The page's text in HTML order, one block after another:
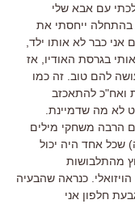
עם אבא שלי
בהתחלה ייחסתי את
כבר לא אותו ילד,
בגרסת האודיו, אז
להם טוב. זה כמו
ואח"כ להתאכזב
לא מה שדמיינת.
הרבה משחקי מילים
שכל אחד היה יכול
מהתלבושות
כנראה שהבעיה
חלפון אני